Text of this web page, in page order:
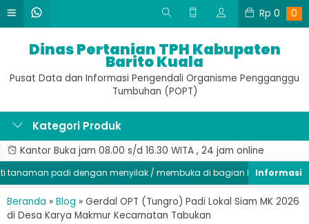
Rp 0 0
Dinas Pertanian TPH Kabupaten
Barito Kuala
Pusat Data dan Informasi Pengendali Organisme Pengganggu
Tumbuhan (POPT)
Kategori Produk
Kantor Buka jam 08.00 s/d 16.30 WITA , 24 jam online
padi dengan menyilak / membuka di bagian batang, segera
Beranda » Blog » Gerdal OPT (Tungro) Padi Lokal Siam MK 2026
di Desa Karya Makmur Kecamatan Tabukan